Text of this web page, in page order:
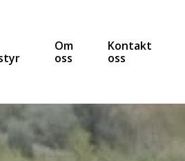
Om
oss
Kontakt
oss